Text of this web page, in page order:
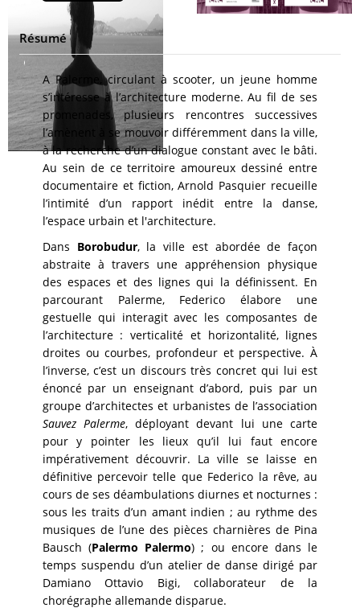
Résumé
A Palerme, circulant à scooter, un jeune homme
s’intéresse à l’architecture moderne. Au fil de ses
promenades, plusieurs rencontres successives
l’amènent à se mouvoir différemment dans la ville,
à la recherche d’un dialogue constant avec le bâti.
Au sein de ce territoire amoureux dessiné entre
documentaire et fiction, Arnold Pasquier recueille
l’intimité d’un rapport inédit entre la danse,
l’espace urbain et l'architecture.
Dans Borobudur, la ville est abordée de façon
abstraite à travers une appréhension physique
des espaces et des lignes qui la définissent. En
parcourant Palerme, Federico élabore une
gestuelle qui interagit avec les composantes de
l’architecture : verticalité et horizontalité, lignes
droites ou courbes, profondeur et perspective. À
l’inverse, c’est un discours très concret qui lui est
énoncé par un enseignant d’abord, puis par un
groupe d’architectes et urbanistes de l’association
Sauvez Palerme, déployant devant lui une carte
pour y pointer les lieux qu’il lui faut encore
impérativement découvrir. La ville se laisse en
définitive percevoir telle que Federico la rêve, au
cours de ses déambulations diurnes et nocturnes :
sous les traits d’un amant indien ; au rythme des
musiques de l’une des pièces charnières de Pina
Bausch (Palermo Palermo) ; ou encore dans le
temps suspendu d’un atelier de danse dirigé par
Damiano Ottavio Bigi, collaborateur de la
chorégraphe allemande disparue.